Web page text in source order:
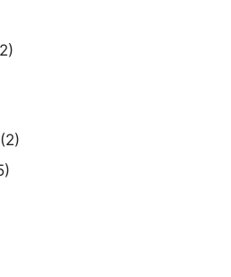
(2)